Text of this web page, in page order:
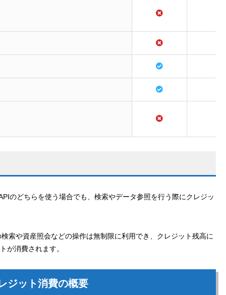
のどちらを使う場合でも、検索やデータ参照を行う際にクレジッ
索や資産照会などの操作は無制限に利用でき、クレジット残高に
が消費されます。
ジット消費の概要